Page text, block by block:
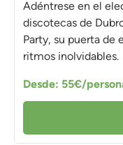
Adéntrese en el
discotecas de
Party, su puerta de
ritmos inolvidables.
Desde: 55€/